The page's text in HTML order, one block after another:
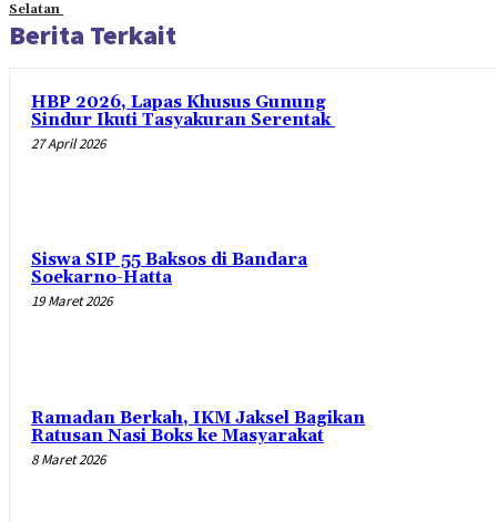
Selatan
Berita Terkait
HBP 2026, Lapas Khusus Gunung
Sindur Ikuti Tasyakuran Serentak
27 April 2026
Siswa SIP 55 Baksos di Bandara
Soekarno-Hatta
19 Maret 2026
Ramadan Berkah, IKM Jaksel Bagikan
Ratusan Nasi Boks ke Masyarakat
8 Maret 2026